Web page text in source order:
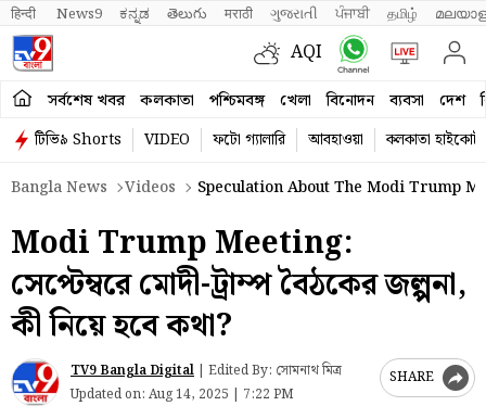
हिन्दी News9 ಕನ್ನಡ తెలుగు मराठी ગુજરાતી ਪੰਜਾਬੀ தமிழ்
AQI
সর্বশেষ খবর কলকাতা পশ্চিমবঙ্গ খেলা বিনোদন ব্যবসা দেশ
টিভি৯ Shorts VIDEO ফটো গ্যালারি আবহাওয়া
কলকাতা হাইকোর্ট
Bangla News
Videos Speculation About The Modi Trump
Modi Trump Meeting:
সেপ্টেম্বরে মোদী-ট্রাম্প বৈঠকের জল্পনা,
কী নিয়ে হবে কথা?
TV9 Bangla Digital | Edited By: সোমনাথ মিত্র
Updated on: Aug 14, 2025 | 7:22 PM
SHARE